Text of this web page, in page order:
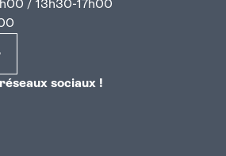
/ 13h30-17h00
sociaux !